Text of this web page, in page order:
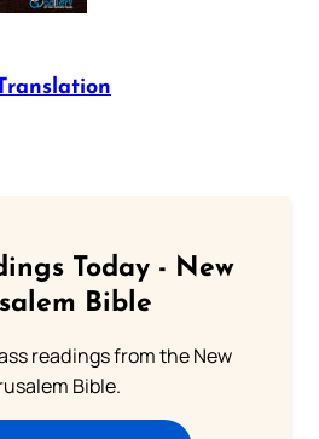
Today - New
Bible
readings from the New
Bible.